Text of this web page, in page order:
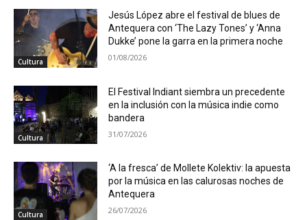
Cultura
Jesús López abre el festival de blues de
Antequera con ‘The Lazy Tones’ y ‘Anna
Dukke’ pone la garra en la primera noche
01/08/2026
Cultura
El Festival Indiant siembra un precedente
en la inclusión con la música indie como
bandera
31/07/2026
Cultura
‘A la fresca’ de Mollete Kolektiv: la apuesta
por la música en las calurosas noches de
Antequera
26/07/2026